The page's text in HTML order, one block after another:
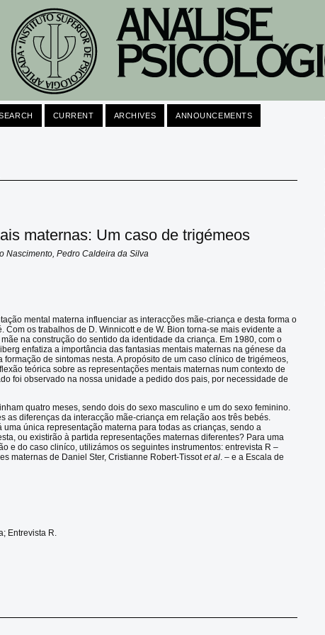
CURRENT ARCHIVES ANNOUNCEMENTS
maternas: Um caso de trigémeos
Nascimento, Pedro Caldeira da Silva
mental materna influenciar as interacções mãe-criança e desta forma o
os trabalhos de D. Winnicott e de W. Bion torna-se mais evidente a
na construção do sentido da identidade da criança. Em 1980, com o
enfatiza a importância das fantasias mentais maternas na génese da
de sintomas nesta. A propósito de um caso clínico de trigémeos,
teórica sobre as representações mentais maternas num contexto de
foi observado na nossa unidade a pedido dos pais, por necessidade de
quatro meses, sendo dois do sexo masculino e um do sexo feminino.
as diferenças da interacção mãe-criança em relação aos três bebés.
única representação materna para todas as crianças, sendo a
ou existirão à partida representações maternas diferentes? Para uma
e do caso cliníco, utilizámos os seguintes instrumentos: entrevista R –
maternas de Daniel Ster, Cristianne Robert-Tissotet al . – e a Escala de
Entrevista R.